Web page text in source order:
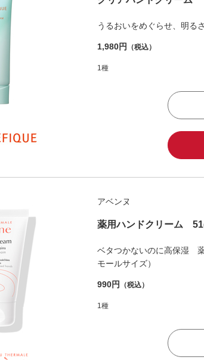
うるおいをめぐらせ、明る
1,980円 （税込）
1種
アベンヌ
薬用ハンドクリーム
ベタつかないのに高保湿
モールサイズ）
990円 （税込）
1種